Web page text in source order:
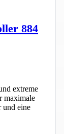
884
extreme
maximale
und eine